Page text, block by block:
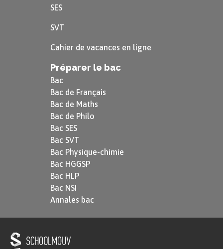
SES
SVT
Cahier de vacances en ligne
Préparer le bac
Bac
Bac de Français
Bac de Maths
Bac de Philo
Bac SES
Bac SVT
Bac Physique-chimie
Bac HGGSP
Bac HLP
Bac NSI
Annales bac